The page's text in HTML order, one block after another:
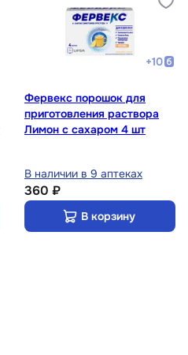
+10
Фервекс порошок для
приготовления раствора
Лимон с сахаром 4 шт
В наличии в 9 аптеках
360 ₽
В корзину